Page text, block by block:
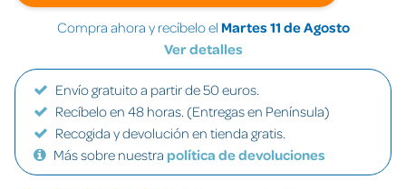
Compra ahora y recíbelo el Martes 11 de Agosto
Ver detalles
Envío gratuito a partir de 50 euros.
Recíbelo en 48 horas. (Entregas en Península)
Recogida y devolución en tienda gratis.
Más sobre nuestra política de devoluciones